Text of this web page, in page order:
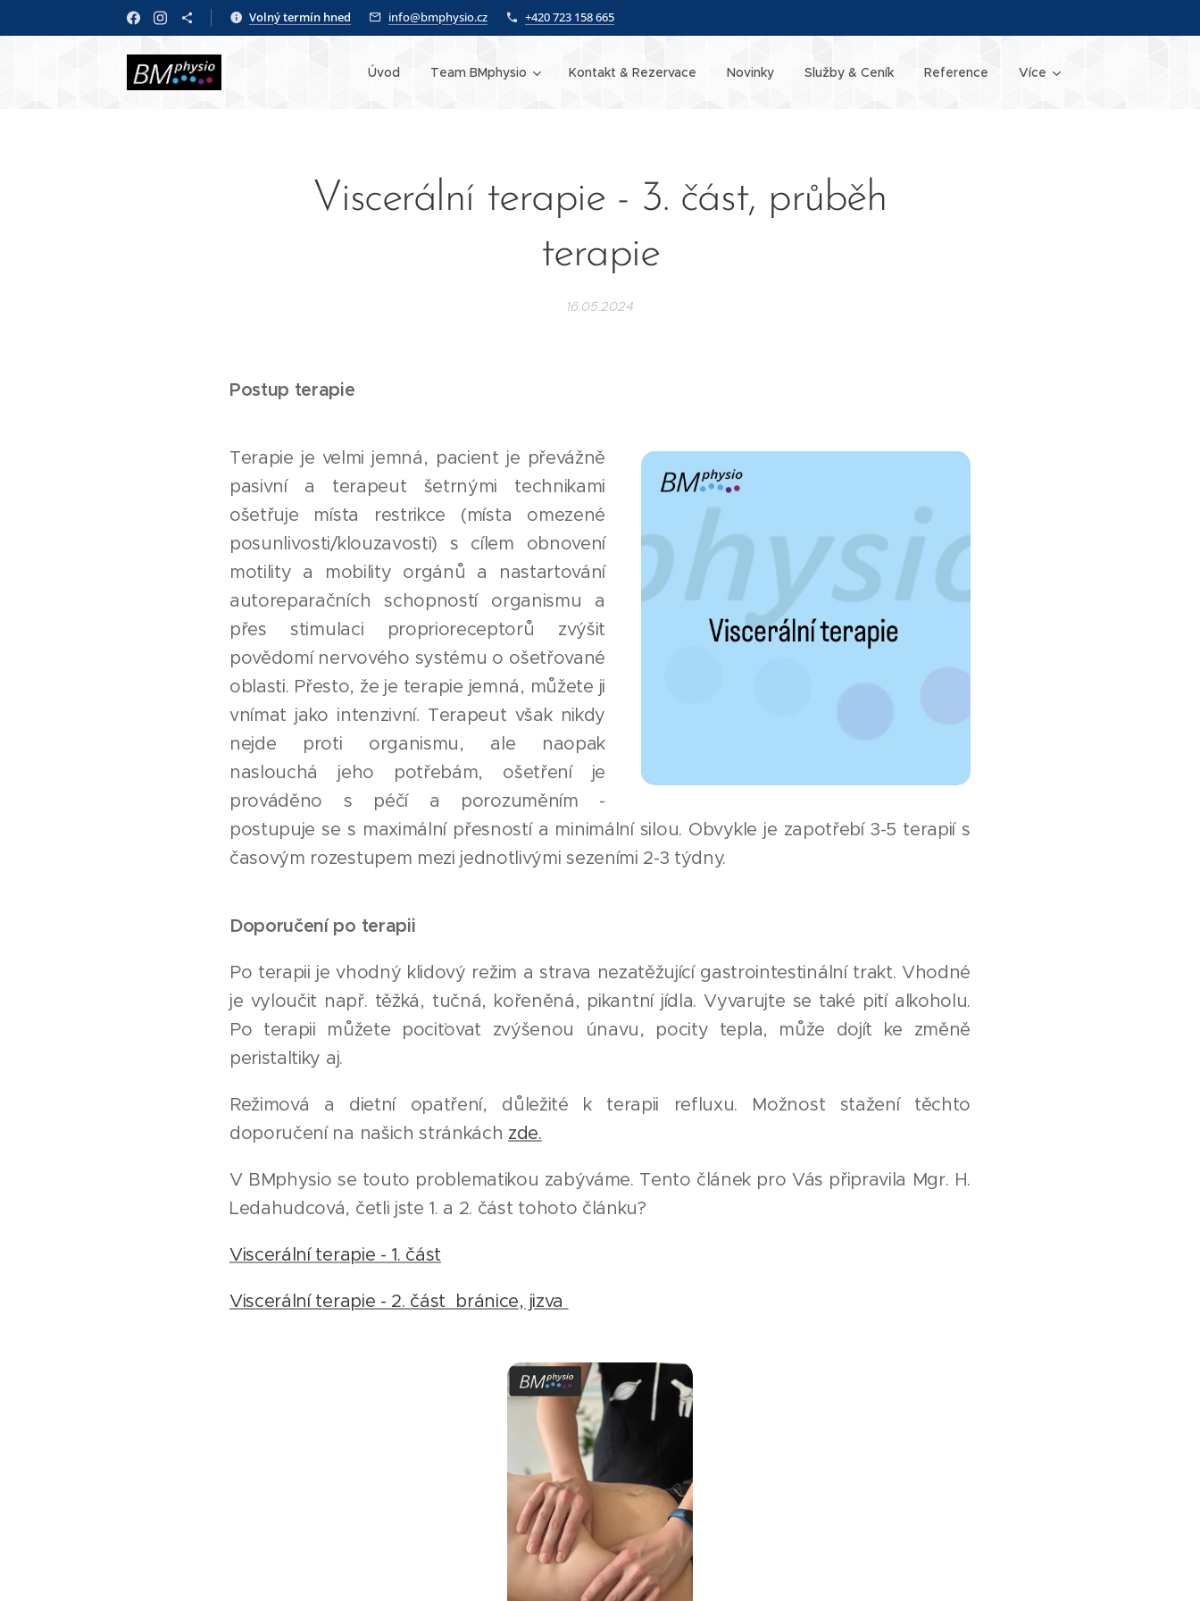
Volný termín hned info@bmphysio.cz +420 723 158 665
Úvod Team BMphysio Kontakt & Rezervace Novinky Služby & Ceník Reference Více
Viscerální terapie - 3. část, průběh
terapie
16.05.2024
Postup terapie
Terapie je velmi jemná, pacient je převážně
pasivní a terapeut šetrnými technikami
ošetřuje místa restrikce (místa omezené
posunlivosti/klouzavosti) s cílem obnovení
motility a mobility orgánů a nastartování
autoreparačních schopností organismu a
přes stimulaci proprioreceptorů zvýšit
povědomí nervového systému o ošetřované
oblasti. Přesto, že je terapie jemná, můžete ji
vnímat jako intenzivní. Terapeut však nikdy
nejde proti organismu, ale naopak
naslouchá jeho potřebám, ošetření je
prováděno s péčí a porozuměním -
postupuje se s maximální přesností a minimální silou. Obvykle je zapotřebí 3-5 terapií s
časovým rozestupem mezi jednotlivými sezeními 2-3 týdny.
Doporučení po terapii
Po terapii je vhodný klidový režim a strava nezatěžující gastrointestinální trakt. Vhodné
je vyloučit např. těžká, tučná, kořeněná, pikantní jídla. Vyvarujte se také pití alkoholu.
Po terapii můžete pociťovat zvýšenou únavu, pocity tepla, může dojít ke změně
peristaltiky aj.
Režimová a dietní opatření, důležité k terapii refluxu. Možnost stažení těchto
doporučení na našich stránkách zde.
V BMphysio se touto problematikou zabýváme. Tento článek pro Vás připravila Mgr. H.
Ledahudcová, četli jste 1. a 2. část tohoto článku?
Viscerální terapie - 1. část
Viscerální terapie - 2. část bránice, jizva